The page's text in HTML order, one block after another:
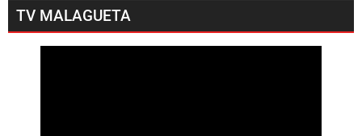
TV MALAGUETA